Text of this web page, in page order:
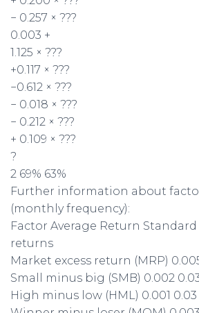
− 0.257 × ???
0.003 +
1.125 × ???
+0.117 × ???
−0.612 × ???
− 0.018 × ???
− 0.212 × ???
+ 0.109 × ???
?
2 69% 63%
Further information about
(monthly frequency):
Factor Average Return
returns
Market excess return (MRP)
Small minus big (SMB) 0.002
High minus low (HML) 0.001 0.03